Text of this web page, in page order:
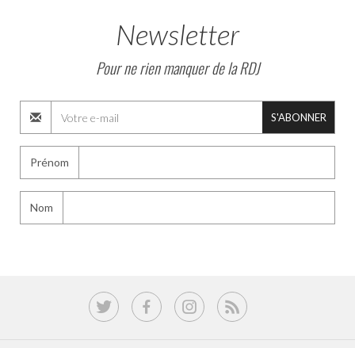
Newsletter
Pour ne rien manquer de la RDJ
S'ABONNER
Prénom
Nom